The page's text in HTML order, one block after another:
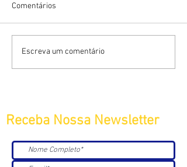
Comentários
Escreva um comentário
Receba Nossa Newsletter